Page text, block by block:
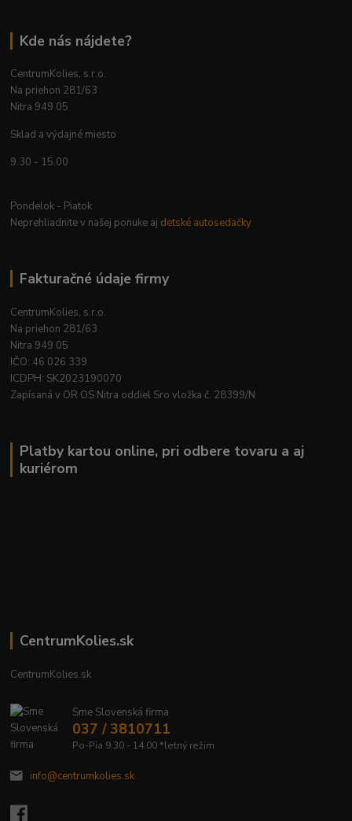
Kde nás nájdete?
CentrumKolies, s.r.o.
Na priehon 281/63
Nitra 949 05
Sklad a výdajné miesto
9.30 - 15.00
Pondelok - Piatok
Neprehliadnite v našej ponuke aj detské autosedačky
Fakturačné údaje firmy
CentrumKolies, s.r.o.
Na priehon 281/63
Nitra 949 05
IČO: 46 026 339
ICDPH: SK2023190070
Zapísaná v OR OS Nitra oddiel Sro vložka č. 28399/N
Platby kartou online, pri odbere tovaru a aj
kuriérom
CentrumKolies.sk
CentrumKolies.sk
Sme Slovenská firma
037 / 3810711
Po-Pia 9.30 - 14.00 *letný režim
info@centrumkolies.sk